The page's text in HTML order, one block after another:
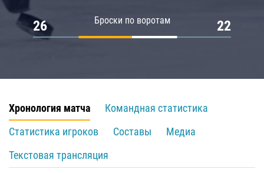
Броски по воротам
26 22
Хронология матча
Командная статистика
Статистика игроков
Составы
Медиа
Текстовая трансляция